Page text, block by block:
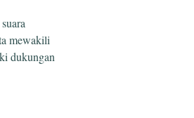
mewakili
dukungan